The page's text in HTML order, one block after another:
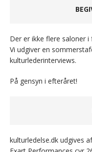
Der er ikke flere saloner i
Vi udgiver en
kulturlederinterviews.
På gensyn i efteråret!
kulturledelse.dk udgives af